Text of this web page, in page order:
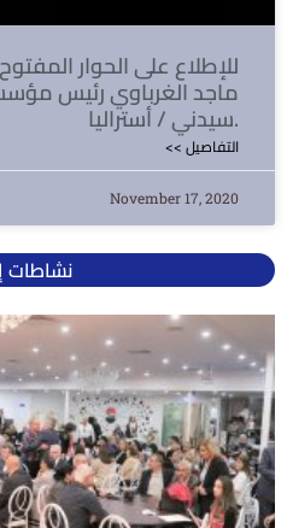
للإطلاع على الحوار
ماجد الغرباوي رئيس
سيدني / أستراليا.
<< التفاصيل
November 17, 2020
نشاطات